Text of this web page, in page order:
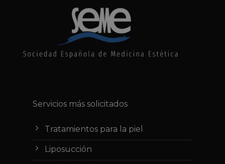
Servicios más solicitados
Tratamientos para la piel
Liposucción